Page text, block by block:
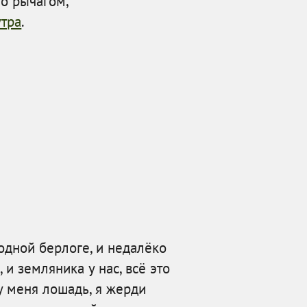
.
берлоге, и недалёко
земляника у нас, всё это
меня лошадь, я жерди